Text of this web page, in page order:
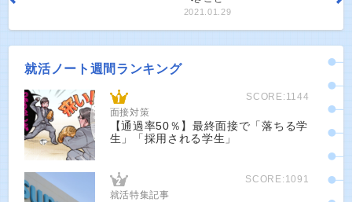
2021.01.29
就活ノート週間ランキング
SCORE:1144
面接対策
【通過率50％】最終面接で「落ちる学
生」「採用される学生」
SCORE:1091
就活特集記事